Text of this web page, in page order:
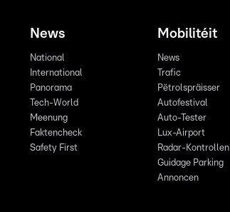
News
National
International
Panorama
Tech-World
Meenung
Faktencheck
Safety First
Mobilitéit
News
Trafic
Pëtrolspräisser
Autofestival
Auto-Tester
Lux-Airport
Radar-Kontrollen
Guidage Parking
Annoncen